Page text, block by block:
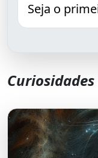
Seja o